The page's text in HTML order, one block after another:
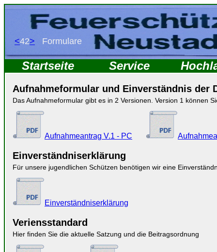
<42> Formulare
Startseite Service
Aufnahmeformular und Einverständnis der
Das Aufnahmeformular gibt es in 2 Versionen. Version 1 können
Aufnahmeantrag V.1 - PC
Einverständniserklärung
Für unsere jugendlichen Schützen benötigen wir eine
Einverständniserklärung
Veriensstandard
Hier finden Sie die aktuelle Satzung und die Beitragsordnung